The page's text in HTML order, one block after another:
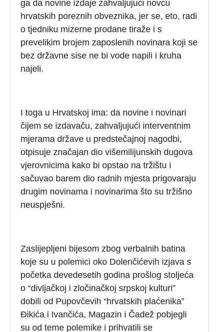
ga da novine izdaje zahvaljujući novcu
hrvatskih poreznih obveznika, jer se, eto, radi
o tjedniku mizerne prodane tiraže i s
prevelikim brojem zaposlenih novinara koji se
bez državne sise ne bi vode napili i kruha
najeli.
I toga u Hrvatskoj ima: da novine i novinari
čijem se izdavaču, zahvaljujući interventnim
mjerama države u predstečajnoj nagodbi,
otpisuje značajan dio višemilijunskih dugova
vjerovnicima kako bi opstao na tržištu i
sačuvao barem dio radnih mjesta prigovaraju
drugim novinama i novinarima što su tržišno
neuspješni.
Zaslijepljeni bijesom zbog verbalnih batina
koje su u polemici oko Dolenčićevih izjava s
početka devedesetih godina prošlog stoljeća
o “divljačkoj i zločinačkoj srpskoj kulturi”
dobili od Pupovčevih “hrvatskih plaćenika”
Đikića i Ivančića, Magazin i Čadež pobjegli
su od teme polemike i prihvatili se